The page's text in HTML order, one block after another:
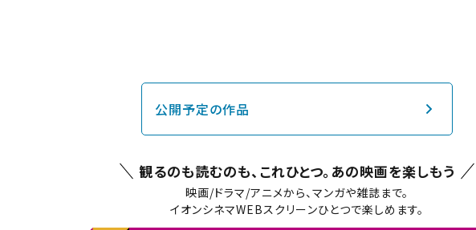
チケットの購入は下記リンクより、ご覧になりたい作品を選択しご購入くださ
上映スケジュールを確認する
公開予定の作品
観るのも読むのも、これひとつ。 あの映画を楽しもう
映画/ドラマ/アニメから、マンガや雑誌まで。
イオンシネマWEBスクリーンひとつで楽しめます。